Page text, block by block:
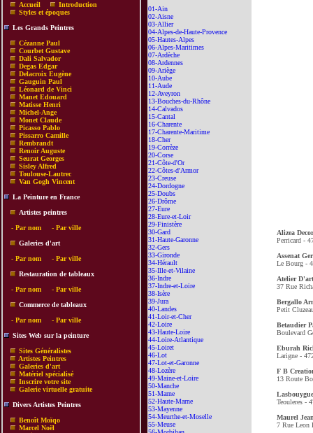
Accueil
Introduction
Styles et époques
Les Grands Peintres
Cézanne Paul
Courbet Gustave
Dali Salvador
Degas Edgar
Delacroix Eugène
Gauguin Paul
Léonard de Vinci
Manet Edouard
Matisse Henri
Michel-Ange
Monet Claude
Picasso Pablo
Pissarro Camille
Rembrandt
Renoir Auguste
Seurat Georges
Sisley Alfred
Toulouse-Lautrec
Van Gogh Vincent
La Peinture en France
Artistes peintres
- Par nom - Par ville
Galeries d'art
- Par nom - Par ville
Restauration de tableaux
- Par nom - Par ville
Commerce de tableaux
- Par nom - Par ville
Sites Web sur la peinture
Sites Généralistes
Artistes Peintres
Galeries d'art
Matériel spécialisé
Inscrire votre site
Galerie virtuelle gratuite
Divers Artistes Peintres
Benoît Moïqo
Marcel Noël
01-Ain
02-Aisne
03-Allier
04-Alpes-de-Haute-Provence
05-Hautes-Alpes
06-Alpes-Maritimes
07-Ardèche
08-Ardennes
09-Ariège
10-Aube
11-Aude
12-Aveyron
13-Bouches-du-Rhône
14-Calvados
15-Cantal
16-Charente
17-Charente-Maritime
18-Cher
19-Corrèze
20-Corse
21-Côte-d'Or
22-Côtes-d'Armor
23-Creuse
24-Dordogne
25-Doubs
26-Drôme
27-Eure
28-Eure-et-Loir
29-Finistère
30-Gard
31-Haute-Garonne
32-Gers
33-Gironde
34-Hérault
35-Ille-et-Vilaine
36-Indre
37-Indre-et-Loire
38-Isère
39-Jura
40-Landes
41-Loir-et-Cher
42-Loire
43-Haute-Loire
44-Loire-Atlantique
45-Loiret
46-Lot
47-Lot-et-Garonne
48-Lozère
49-Maine-et-Loire
50-Manche
51-Marne
52-Haute-Marne
53-Mayenne
54-Meurthe-et-Moselle
55-Meuse
Alizea Decor
Perricard -
Assenat
Le Bourg -
Atelier
37 Rue
Bergallo
Petit
Betaudier
Boulevard
Eburah
Larigne -
F B
13 Route
Teouleres -
Maurel
7 Rue Leon